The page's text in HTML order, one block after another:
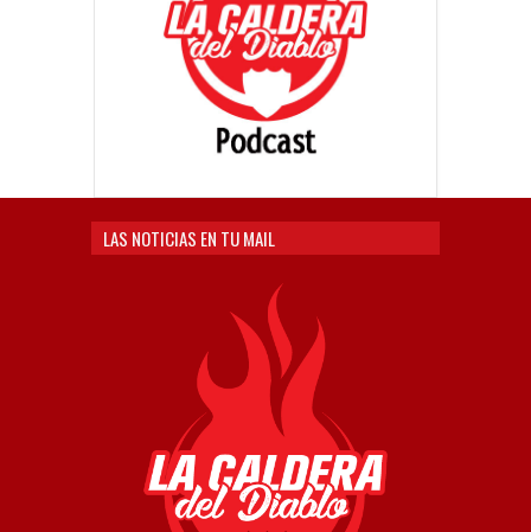
LAS NOTICIAS EN TU MAIL